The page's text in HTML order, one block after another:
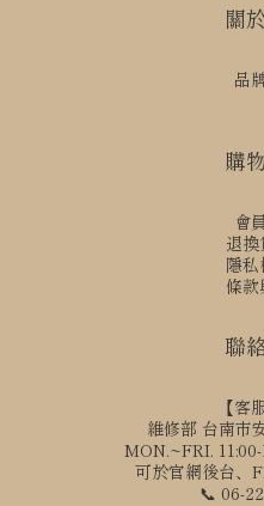
關
品
購
會
退換
隱私
條款
聯
【客
維修部 台南市
MON.~FRI.
可於官網後台、
📞 06-